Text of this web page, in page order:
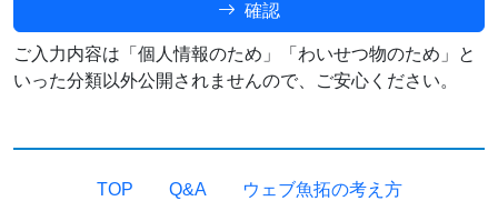
確認
ご入力内容は「個人情報のため」「わいせつ物のため」と
いった分類以外公開されませんので、ご安心ください。
TOP Q&A ウェブ魚拓の考え方